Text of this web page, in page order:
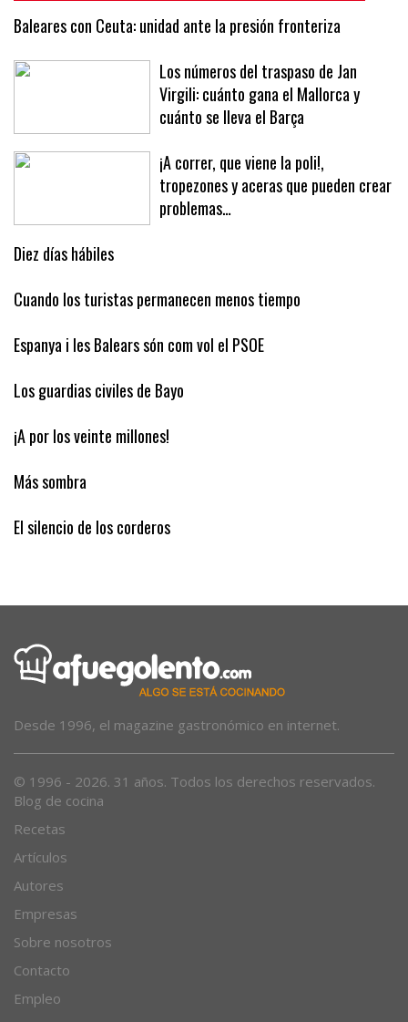
Baleares con Ceuta: unidad ante la presión fronteriza
Los números del traspaso de Jan
Virgili: cuánto gana el Mallorca y
cuánto se lleva el Barça
¡A correr, que viene la poli!,
tropezones y aceras que pueden crear
problemas…
Diez días hábiles
Cuando los turistas permanecen menos tiempo
Espanya i les Balears són com vol el PSOE
Los guardias civiles de Bayo
¡A por los veinte millones!
Más sombra
El silencio de los corderos
Desde 1996, el magazine gastronómico en internet.
© 1996 - 2026. 31 años. Todos los derechos reservados.
Blog de cocina
Recetas
Artículos
Autores
Empresas
Sobre nosotros
Contacto
Empleo